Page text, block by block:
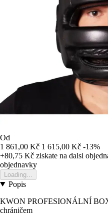
Od
1 861,00 Kč 1 615,00 Kč -13%
+80,75 Kč ziskate na dalsi
objednavky
Loading...
Popis
KWON PROFESIONÁLNÍ
chráničem